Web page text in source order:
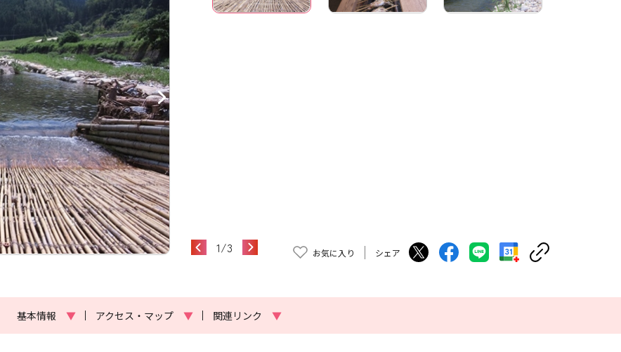
1/3 お気に入り シェア
基本情報 ▼ アクセス・マップ ▼ 関連リンク ▼